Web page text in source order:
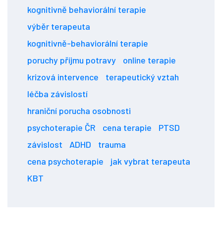
kognitivně behaviorální terapie
výběr terapeuta
kognitivně-behaviorální terapie
poruchy příjmu potravy
online terapie
krizová intervence
terapeutický vztah
léčba závislostí
hraniční porucha osobnosti
psychoterapie ČR
cena terapie
PTSD
závislost
ADHD
trauma
cena psychoterapie
jak vybrat terapeuta
KBT